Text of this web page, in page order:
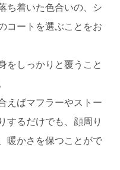
ち着いた色合いの、シ
コートを選ぶことをお
をしっかりと覆うこと
えばマフラーやストー
するだけでも、顔周り
暖かさを保つことがで